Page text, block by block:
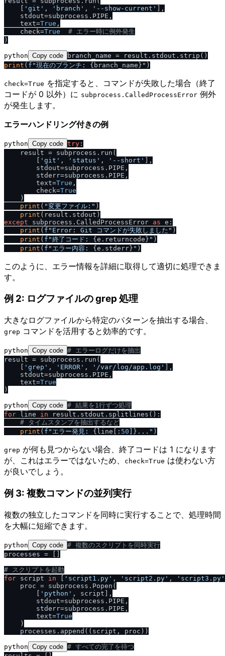
    [
'git' , 'branch' , '--show-current' ],
    stdout=subprocess.PIPE,
    text=
True ,
    check=
True
# エラー時に例外発生
python Copy code
print ( f"現在のブランチ: {branch_name} "
check=True を指定すると、コマンドが失敗した場合（終了
コードが 0 以外）に subprocess.CalledProcessError 例外
が発生します。
エラーハンドリング付きの例
python Copy code try :
    result = subprocess.run(
        [
'git' , 'status' , '--short' ],
        stdout=subprocess.PIPE,
        stderr=subprocess.PIPE,
        text=
True ,
        check=
True
    )
print ( "変更ファイル:" )
print
except subprocess.CalledProcessError as e:
print ( f"Error: Git コマンドが失敗しました" )
print ( f"終了コード: {e.returncode} " )
print ( f"エラー内容: {e.stderr} "
このように、エラー情報を詳細に取得して適切に処理できま
す。
例 2: ログファイルの grep 処理
大きなログファイルから特定のパターンを抽出する場合、
grep コマンドを活用すると効率的です。
python Copy code # エラーログだけを抽出
result = subprocess.run(
'grep' , 'ERROR' , ' /var/ log/app.log'
],
    stdout=subprocess.PIPE,
    text=
True
python Copy code # 結果を1行ずつ処理
for line in result.stdout.splitlines():
# タイムスタンプを抽出するなど
print ( f"エラー発見: {line[: 50 ]} ..."
grep が何も見つからない場合、終了コードは 1 になります
が、これはエラーではないため、
check=True は使わない方
が良いでしょう。
例 3: 複数コマンドの並列実行
複数の独立したコマンドを同時に実行することで、処理時間
を大幅に短縮できます。
python Copy code # 複数のスクリプトを同時実行
processes = []
# スクリプトを起動
for script in [ 'script1.py' , 'script2.py' ,
'script3.py'
    proc = subprocess.Popen(
        [
'python' , script],
        stdout=subprocess.PIPE,
        stderr=subprocess.PIPE,
        text=
True
    )
python Copy code # すべての完了を待つ